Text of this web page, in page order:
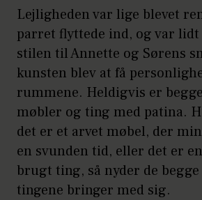
Lejligheden var lige blevet
parret flyttede ind, og var
stilen til Annette og Sørens
kunsten blev at få
rummene. Heldigvis er
møbler og ting med patina.
det er et arvet møbel, der
en svunden tid, eller det er
brugt ting, så nyder de
tingene bringer med sig.